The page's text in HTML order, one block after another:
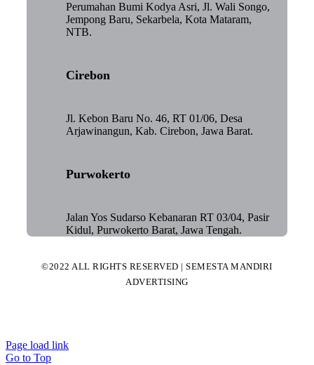
Perumahan Bumi Kodya Asri, Jl. Wali Songo,
Jempong Baru, Sekarbela, Kota Mataram,
NTB.
Cirebon
Jl. Kebon Baru No. 46, RT 01/06, Desa
Arjawinangun, Kab. Cirebon, Jawa Barat.
Purwokerto
Jalan Yos Sudarso Kebanaran RT 03/04, Pasir
Kidul, Purwokerto Barat, Jawa Tengah.
©2022 ALL RIGHTS RESERVED | SEMESTA MANDIRI
ADVERTISING
Page load link
Go to Top